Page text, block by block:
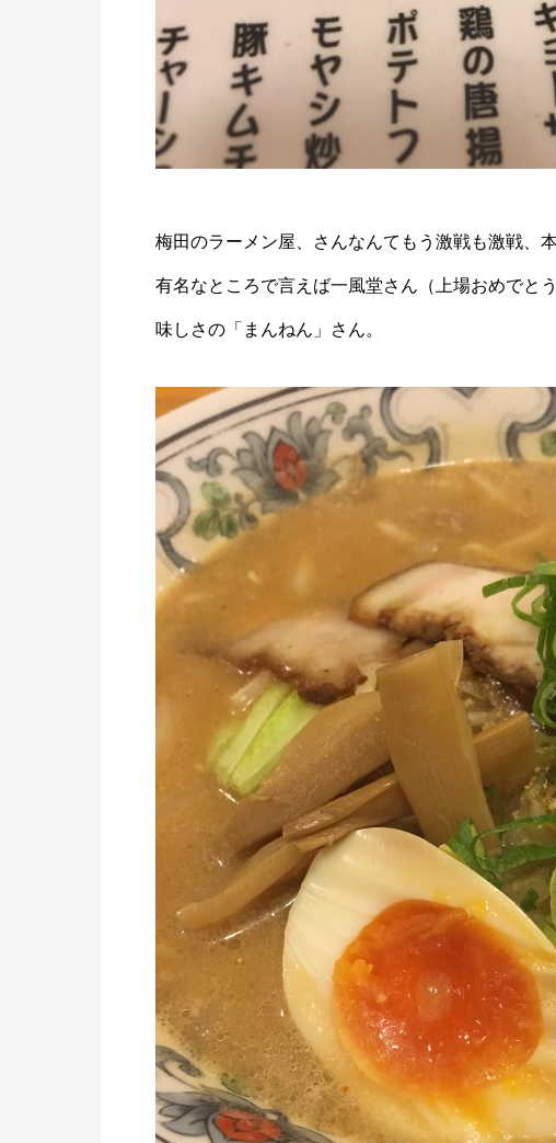
梅田のラーメン屋、さんなんてもう激戦も激戦、
有名なところで言えば一風堂さん（上場おめでと
味しさの「 まんねん 」さん。